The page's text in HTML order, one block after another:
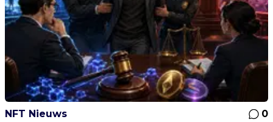
NFT Nieuws
0